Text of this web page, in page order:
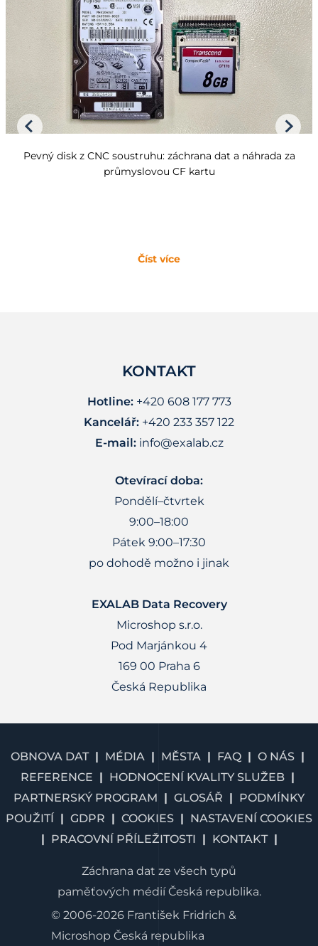
Pevný disk z CNC soustruhu: záchrana dat a náhrada za
průmyslovou CF kartu
Číst více
KONTAKT
Hotline:+420 608 177 773
Kancelář: +420 233 357 122
E-mail: info@exalab.cz
Otevírací doba:
Pondělí–čtvrtek
9:00–18:00
Pátek 9:00–17:30
po dohodě možno i jinak
EXALAB Data Recovery
Microshop s.r.o.
Pod Marjánkou 4
169 00 Praha 6
Česká Republika
OBNOVA DAT MÉDIA MĚSTA FAQ
O NÁS
REFERENCE
HODNOCENÍ KVALITY SLUŽEB
PARTNERSKÝ PROGRAM
GLOSÁŘ
PODMÍNKY
POUŽITÍ
GDPR COOKIES
NASTAVENÍ COOKIES
PRACOVNÍ PŘÍLEŽITOSTI
KONTAKT
Záchrana dat ze všech typů
paměťových médií Česká republika.
© 2006-2026 František Fridrich &
Microshop Česká republika